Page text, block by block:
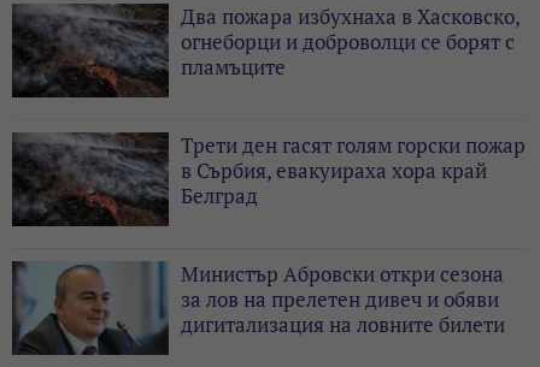
Два пожара избухнаха в Хасковско,
огнеборци и доброволци се борят с
пламъците
Трети ден гасят голям горски пожар
в Сърбия, евакуираха хора край
Белград
Министър Абровски откри сезона
за лов на прелетен дивеч и обяви
дигитализация на ловните билети